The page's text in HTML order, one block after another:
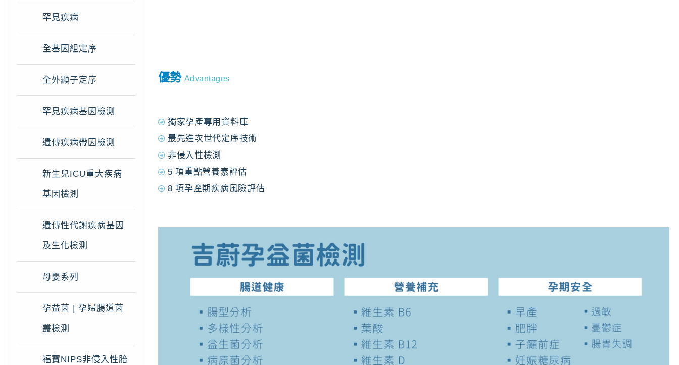
罕見疾病
全基因組定序
全外顯子定序
罕見疾病基因檢測
遺傳疾病帶因檢測
新生兒ICU重大疾病
基因檢測
遺傳性代謝疾病基因
及生化檢測
母嬰系列
孕益菌 | 孕婦腸道菌
叢檢測
福寶NIPS非侵入性胎
優勢 Advantages
獨家孕產專用資料庫
最先進次世代定序技術​
非侵入性檢測​
5 項重點營養素評估
8 項孕產期疾病風險評估